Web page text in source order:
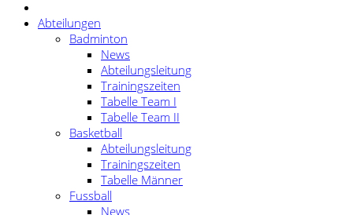
Abteilungen
Badminton
News
Abteilungsleitung
Trainingszeiten
Tabelle Team I
Tabelle Team II
Basketball
Abteilungsleitung
Trainingszeiten
Tabelle Männer
Fussball
News